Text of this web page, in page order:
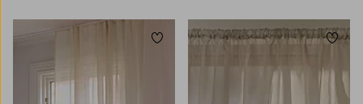
Toevoegen aan favorieten
300